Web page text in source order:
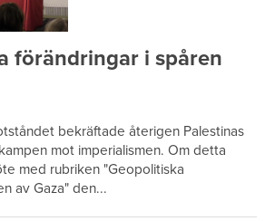
förändringar i spåren
bekräftade återigen Palestinas
mot imperialismen. Om detta
med rubriken "Geopolitiska
av Gaza" den...